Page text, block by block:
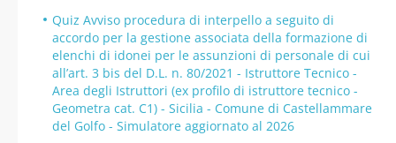
Quiz Avviso procedura di interpello a seguito di
accordo per la gestione associata della formazione di
elenchi di idonei per le assunzioni di personale di cui
all’art. 3 bis del D.L. n. 80/2021 - Istruttore Tecnico -
Area degli Istruttori (ex profilo di istruttore tecnico -
Geometra cat. C1) - Sicilia - Comune di Castellammare
del Golfo - Simulatore aggiornato al 2026